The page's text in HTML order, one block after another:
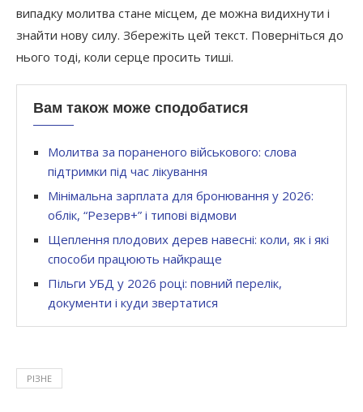
випадку молитва стане місцем, де можна видихнути і
знайти нову силу. Збережіть цей текст. Поверніться до
нього тоді, коли серце просить тиші.
Вам також може сподобатися
Молитва за пораненого військового: слова
підтримки під час лікування
Мінімальна зарплата для бронювання у 2026:
облік, “Резерв+” і типові відмови
Щеплення плодових дерев навесні: коли, як і які
способи працюють найкраще
Пільги УБД у 2026 році: повний перелік,
документи і куди звертатися
РІЗНЕ